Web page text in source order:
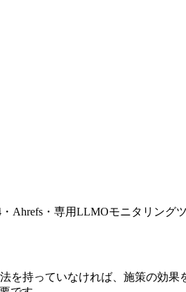
・専用LLMOモニタリング
持っていなければ、施策の効果